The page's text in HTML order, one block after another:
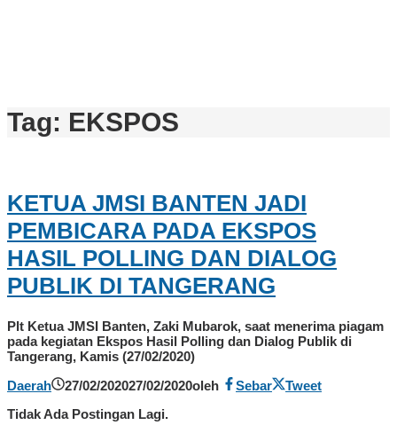
Tag: EKSPOS
KETUA JMSI BANTEN JADI
PEMBICARA PADA EKSPOS
HASIL POLLING DAN DIALOG
PUBLIK DI TANGERANG
Plt Ketua JMSI Banten, Zaki Mubarok, saat menerima piagam
pada kegiatan Ekspos Hasil Polling dan Dialog Publik di
Tangerang, Kamis (27/02/2020)
Daerah
27/02/202027/02/2020oleh Sebar
Tweet
Tidak Ada Postingan Lagi.